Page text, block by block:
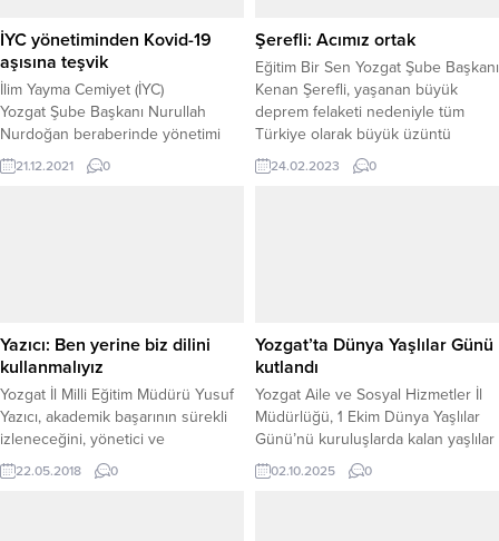
İYC yönetiminden Kovid-19
aşısına teşvik
İlim Yayma Cemiyet (İYC)
Yozgat Şube Başkanı Nurullah
Nurdoğan beraberinde yönetimi
kurulu üyeleri ile birlikte
vatandaşları Kovid-19 aşısına teşvik
21.12.2021 0
Şerefli: Acımız ortak
Eğitim Bir Sen Yozgat Şube Başkanı
Kenan Şerefli, yaşanan büyük
deprem felaketi nedeniyle tüm
Türkiye olarak büyük üzüntü
içerisinde olduklarını belirterek,
acıların ortak olduğunu söyledi.
24.02.2023 0
Yazıcı: Ben yerine biz dilini
kullanmalıyız
Yozgat İl Milli Eğitim Müdürü Yusuf
Yazıcı, akademik başarının sürekli
izleneceğini, yönetici ve
öğretmenlerin planla, uygula,
kontrol et, önlem al (PUKÖ)
22.05.2018 0
Yozgat’ta Dünya Yaşlılar Günü
kutlandı
Yozgat Aile ve Sosyal Hizmetler İl
Müdürlüğü, 1 Ekim Dünya Yaşlılar
Günü’nü kuruluşlarda kalan yaşlılar
ve çocuklarla birlikte düzenlenen
duygu yüklü bir programla kutladı.
02.10.2025 0